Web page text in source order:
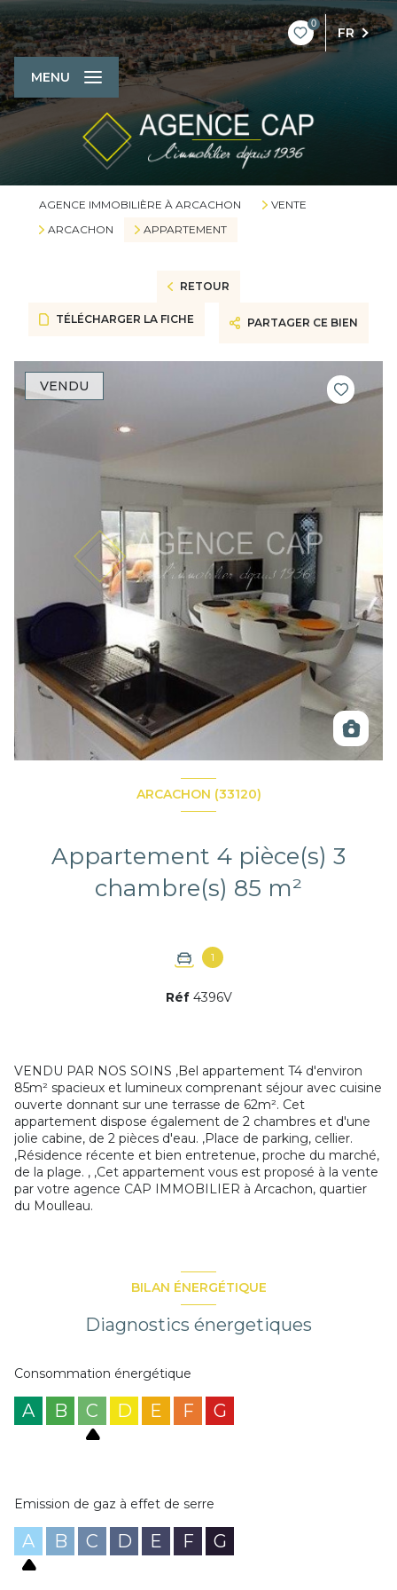
0
FR
MENU
AGENCE IMMOBILIÈRE À ARCACHON
VENTE
ARCACHON
APPARTEMENT
RETOUR
TÉLÉCHARGER LA FICHE PARTAGER CE BIEN
VENDU
ARCACHON (33120)
Appartement 4 pièce(s) 3
chambre(s) 85 m²
1
Réf 4396V
VENDU PAR NOS SOINS ,Bel appartement T4 d'environ
85m² spacieux et lumineux comprenant séjour avec cuisine
ouverte donnant sur une terrasse de 62m². Cet
appartement dispose également de 2 chambres et d'une
jolie cabine, de 2 pièces d'eau. ,Place de parking, cellier.
,Résidence récente et bien entretenue, proche du marché,
de la plage. , ,Cet appartement vous est proposé à la vente
par votre agence CAP IMMOBILIER à Arcachon, quartier
du Moulleau.
BILAN ÉNERGÉTIQUE
Diagnostics énergetiques
Consommation énergétique
A B C D E F G
Emission de gaz à effet de serre
A B C D E F G